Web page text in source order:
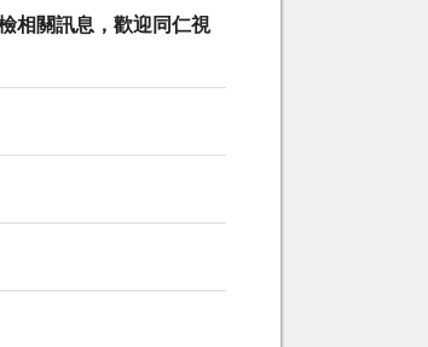
相關訊息，歡迎同仁視